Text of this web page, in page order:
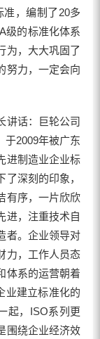
准，编制了20多
级的标准化体系
为，大大巩固了
努力，一定会向
话：巨轮公司
于2009年被广东
进制造业企业标
深刻的印象，
有序，一片欣欣
进，注重技术自
者。企业领导对
力，工作人员态
体系的运营朝着
业建立标准化的
起，ISO系列更
围绕企业经济效